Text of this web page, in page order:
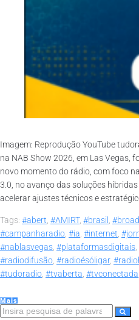
Imagem: Reprodução YouTube
na NAB Show 2026, em Las Vegas,
novo momento do rádio, com foco
3.0, no avanço das soluções
acelerar ajustes técnicos e
Tags: #abert, #AMIRT, #brasil ,
#campanharadio, #ia, #internet,
#nablasvegas, #plataformasdigitais,
#radiodifusão, #radioésóligar,
#tudoradio, #tvaberta, #tvconectada
Mais